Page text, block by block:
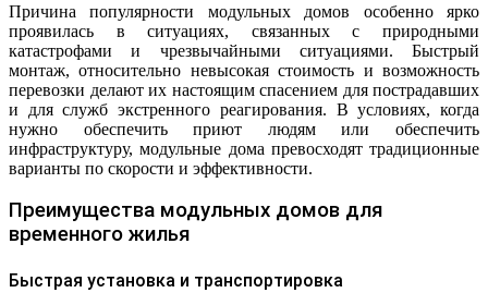
Причина популярности модульных домов особенно ярко
проявилась в ситуациях, связанных с природными
катастрофами и чрезвычайными ситуациями. Быстрый
монтаж, относительно невысокая стоимость и возможность
перевозки делают их настоящим спасением для пострадавших
и для служб экстренного реагирования. В условиях, когда
нужно обеспечить приют людям или обеспечить
инфраструктуру, модульные дома превосходят традиционные
варианты по скорости и эффективности.
Преимущества модульных домов для
временного жилья
Быстрая установка и транспортировка